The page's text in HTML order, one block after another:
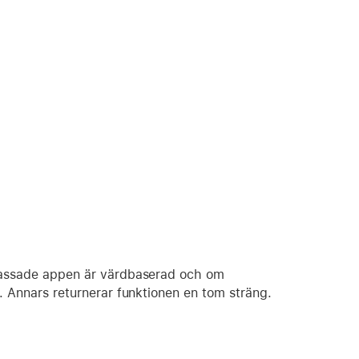
appen är värdbaserad och om
returnerar funktionen en tom sträng.